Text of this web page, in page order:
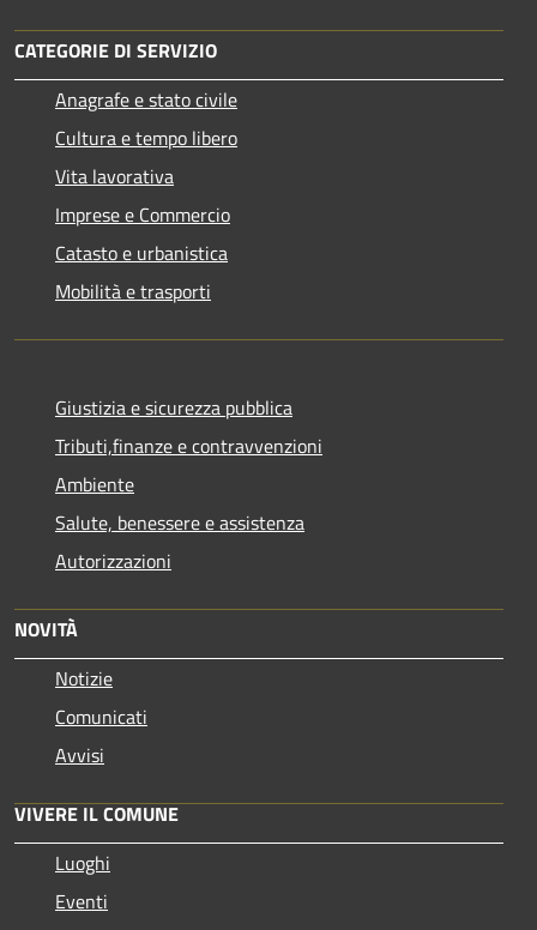
CATEGORIE DI SERVIZIO
Anagrafe e stato civile
Cultura e tempo libero
Vita lavorativa
Imprese e Commercio
Catasto e urbanistica
Mobilità e trasporti
Giustizia e sicurezza pubblica
Tributi,finanze e contravvenzioni
Ambiente
Salute, benessere e assistenza
Autorizzazioni
NOVITÀ
Notizie
Comunicati
Avvisi
VIVERE IL COMUNE
Luoghi
Eventi